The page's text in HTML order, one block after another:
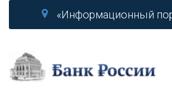
«Информационный